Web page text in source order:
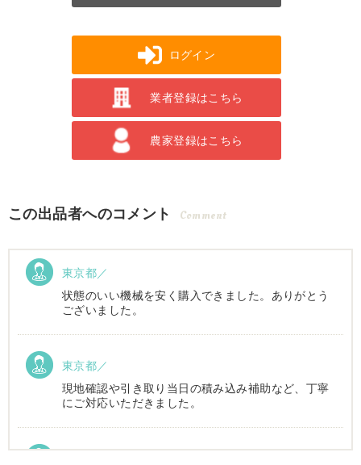
ログイン
業者登録はこちら
農家登録はこちら
この出品者へのコメント Comment
東京都／
状態のいい機械を安く購入できました。ありがとう
ございました。
東京都／
現地確認や引き取り当日の積み込み補助など、丁寧
にご対応いただきました。